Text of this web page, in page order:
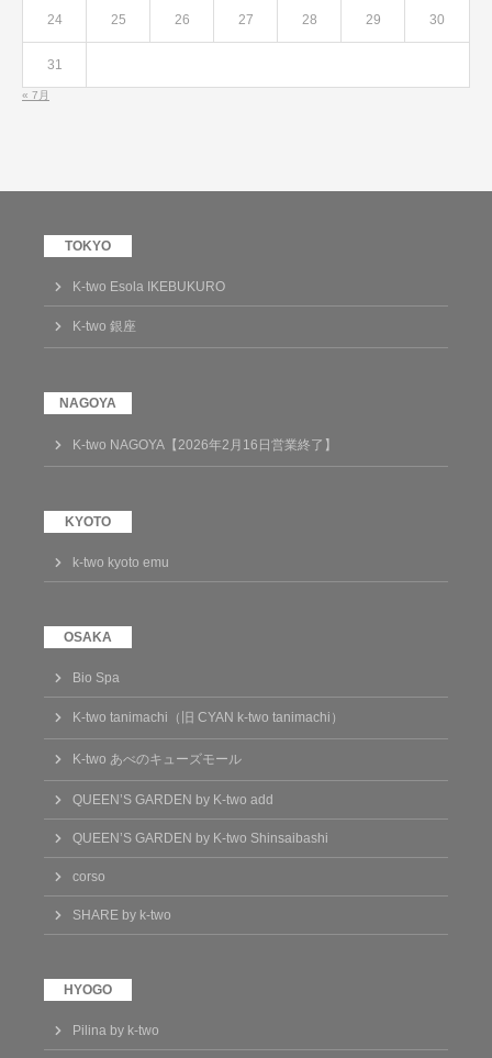
24 25 26 27 28 29 30
31
« 7月
K-two Esola IKEBUKURO
K-two 銀座
K-two NAGOYA【2026年2月16日営業終了】
k-two kyoto emu
Bio Spa
K-two tanimachi（旧 CYAN k-two tanimachi）
K-two あべのキューズモール
QUEEN’S GARDEN by K-two add
QUEEN’S GARDEN by K-two Shinsaibashi
corso
SHARE by k-two
Pilina by k-two